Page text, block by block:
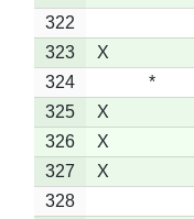
322
323
X
324
*
325
X
326
X
327
X
328